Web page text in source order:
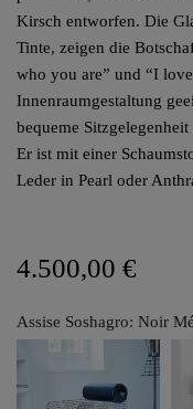
Kirsch entworfen. Die
Tinte, zeigen die
who you are” und “I
Innenraumgestaltung
bequeme
Er ist mit einer
Leder in Pearl oder
4.500,00 €
Assise Soshagro: Noir